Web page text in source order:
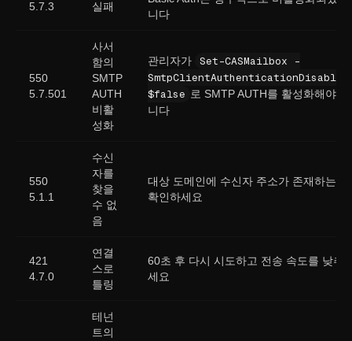
5.7.3
실패
니다
550
5.7.501
사서
함의
SMTP
AUTH
비활
성화
관리자가
Set-CASMailbox -
SmtpClientAuthenticationDisabled
$false 로 SMTP AUTH를 활성화해야 합
니다
550
5.1.1
수신
자를
찾을
수 없
음
대상 도메인에 수신자 주소가 존재하는지
확인하세요
421
4.7.0
연결
스로
틀링
60초 후 다시 시도하고 전송 속도를 낮추
세요
테넌
트의